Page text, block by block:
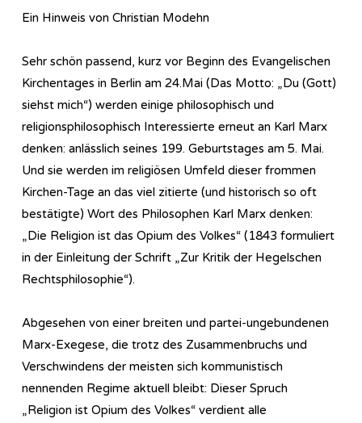
Ein Hinweis von Christian Modehn
Sehr schön passend, kurz vor Beginn des Evangelischen
Kirchentages in Berlin am 24.Mai (Das Motto: „Du (Gott)
siehst mich“) werden einige philosophisch und
religionsphilosophisch Interessierte erneut an Karl Marx
denken: anlässlich seines 199. Geburtstages am 5. Mai.
Und sie werden im religiösen Umfeld dieser frommen
Kirchen-Tage an das viel zitierte (und historisch so oft
bestätigte) Wort des Philosophen Karl Marx denken:
„Die Religion ist das Opium des Volkes“ (1843 formuliert
in der Einleitung der Schrift „Zur Kritik der Hegelschen
Rechtsphilosophie“).
Abgesehen von einer breiten und partei-ungebundenen
Marx-Exegese, die trotz des Zusammenbruchs und
Verschwindens der meisten sich kommunistisch
nennenden Regime aktuell bleibt: Dieser Spruch
„Religion ist Opium des Volkes“ verdient alle